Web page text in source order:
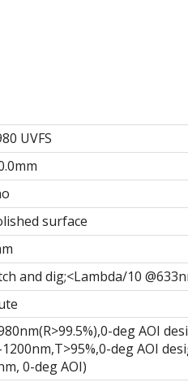
UVFS
surface
and dig;<Lambda/10
deg AOI
deg AOI
0-deg AOI)